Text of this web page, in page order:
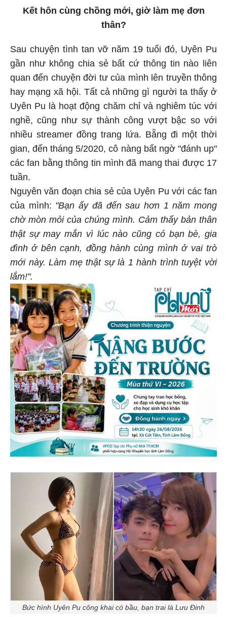
Kết hôn cùng chồng mới, giờ làm mẹ đơn
thân?
Sau chuyện tình tan vỡ năm 19 tuổi đó, Uyên Pu
gần như không chia sẻ bất cứ thông tin nào liên
quan đến chuyện đời tư của mình lên truyền thông
hay mạng xã hội. Tất cả những gì người ta thấy ở
Uyên Pu là hoạt động chăm chỉ và nghiêm túc với
nghề, cũng như sự thành công vượt bậc so với
nhiều streamer đồng trang lứa. Bẵng đi một thời
gian, đến tháng 5/2020, cô nàng bất ngờ "đánh up"
các fan bằng thông tin mình đã mang thai được 17
tuần.
Nguyên văn đoạn chia sẻ của Uyên Pu với các fan
của mình: "Bạn ấy đã đến sau hơn 1 năm mong
chờ mòn mỏi của chúng mình. Cảm thấy bản thân
thật sự may mắn vì lúc nào cũng có bạn bè, gia
đình ở bên cạnh, đồng hành cùng mình ở vai trò
mới này. Làm mẹ thật sự là 1 hành trình tuyệt vời
lắm!".
Bức hình Uyên Pu công khai có bầu, bạn trai là Lưu Đinh